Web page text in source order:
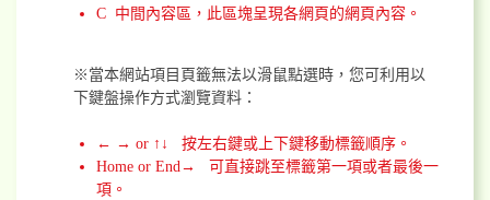
C 中間內容區，此區塊呈現各網頁的網頁內容。
※當本網站項目頁籤無法以滑鼠點選時，您可利用以
下鍵盤操作方式瀏覽資料：
← → or ↑↓ 按左右鍵或上下鍵移動標籤順序。
Home or End→ 可直接跳至標籤第一項或者最後一
項。